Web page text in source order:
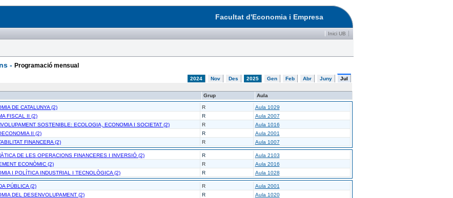
Facultat d'Economia i Empresa
Inici UB
- Programació mensual
2024 Nov Des 2025 Gen Feb Abr Juny Jul
Grup Aula
DE CATALUNYA (2) R
Aula 1029
FISCAL II (2) R Aula 2007
SOSTENIBLE: ECOLOGIA, ECONOMIA I SOCIETAT (2) R
Aula 1016
II (2)
R
Aula 2001
FINANCERA (2) R Aula 1007
DE LES OPERACIONS FINANCERES I INVERSIÓ (2) R Aula 2103
ECONÒMIC (2) R
Aula 2016
I POLÍTICA INDUSTRIAL I TECNOLÒGICA (2)
R Aula 1028
PÚBLICA (2) R
Aula 2001
DEL DESENVOLUPAMENT (2) R Aula 1020